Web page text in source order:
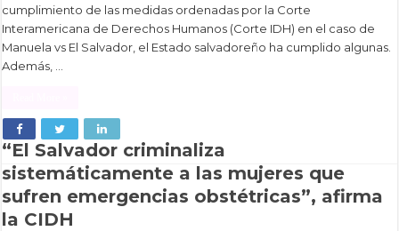
cumplimiento de las medidas ordenadas por la Corte
Interamericana de Derechos Humanos (Corte IDH) en el caso de
Manuela vs El Salvador, el Estado salvadoreño ha cumplido algunas.
Además, …
“El Salvador criminaliza
sistemáticamente a las mujeres que
sufren emergencias obstétricas”, afirma
la CIDH